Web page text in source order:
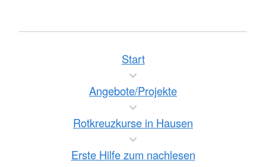
Start
Angebote/Projekte
Rotkreuzkurse in Hausen
Erste Hilfe zum nachlesen